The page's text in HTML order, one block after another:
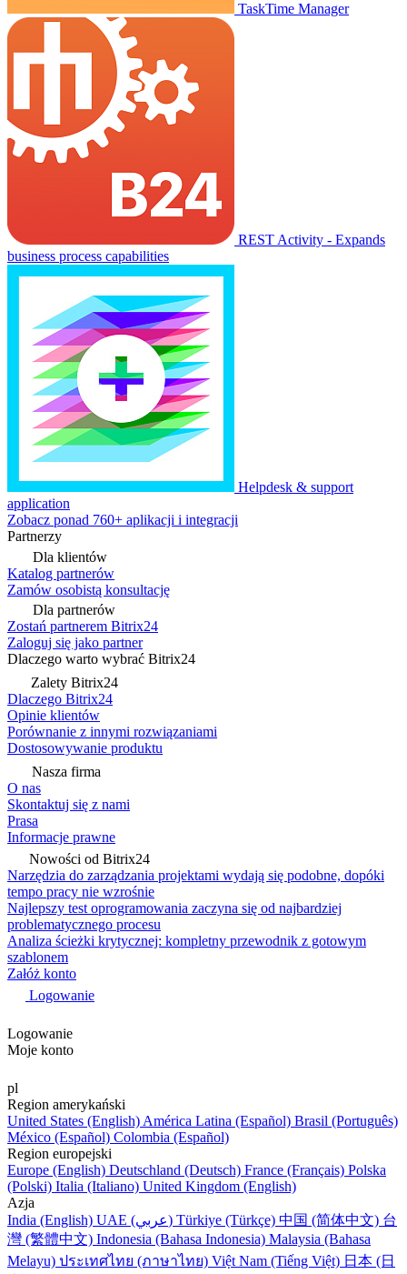
TaskTime Manager
REST Activity - Expands
business process capabilities
Helpdesk & support
application
Zobacz ponad 760+ aplikacji i integracji
Partnerzy
Dla klientów
Katalog partnerów
Zamów osobistą konsultację
Dla partnerów
Zostań partnerem Bitrix24
Zaloguj się jako partner
Dlaczego warto wybrać Bitrix24
Zalety Bitrix24
Dlaczego Bitrix24
Opinie klientów
Porównanie z innymi rozwiązaniami
Dostosowywanie produktu
Nasza firma
O nas
Skontaktuj się z nami
Prasa
Informacje prawne
Nowości od Bitrix24
Narzędzia do zarządzania projektami wydają się podobne, dopóki
tempo pracy nie wzrośnie
Najlepszy test oprogramowania zaczyna się od najbardziej
problematycznego procesu
Analiza ścieżki krytycznej: kompletny przewodnik z gotowym
szablonem
Załóż konto
Logowanie
Logowanie
Moje konto
pl
Region amerykański
United States (English) América Latina (Español) Brasil (Português)
México (Español) Colombia (Español)
Region europejski
Europe (English) Deutschland (Deutsch) France (Français) Polska
(Polski) Italia (Italiano) United Kingdom (English)
Azja
India (English)
UAE (عربي) Türkiye (Türkçe) 中国 (简体中文) 台
灣 (繁體中文) Indonesia (Bahasa Indonesia) Malaysia (Bahasa
Melayu) ประเทศไทย (ภาษาไทย) Việt Nam (Tiếng Việt) 日本 (日